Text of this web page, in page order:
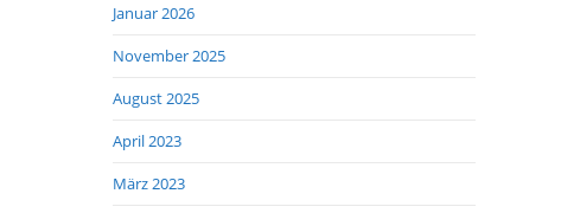
Januar 2026
November 2025
August 2025
April 2023
März 2023